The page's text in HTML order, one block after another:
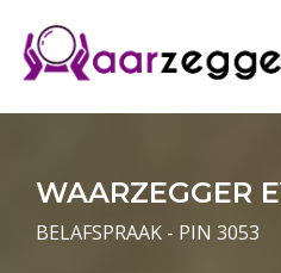
WAARZEGGER
BELAFSPRAAK - PIN 3053